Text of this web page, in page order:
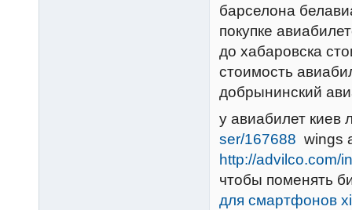
барселона
покупке
до хабаровска
стоимость
добрынинский
y авиабилет
ser/167688 wings
http://advilco.com/
чтобы поменять
для смартфонов